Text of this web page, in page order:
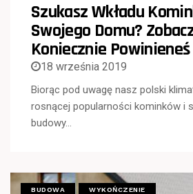
Szukasz Wkładu
Swojego Domu?
Koniecznie
18 września 2019
Biorąc pod uwagę nasz polski
rosnącej popularności kominków i
budowy…
BUDOWA WYKOŃCZENIE